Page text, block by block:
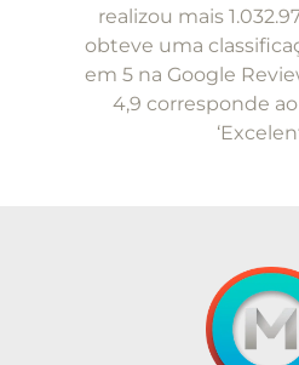
realizou mais
obteve uma
em 5 na Google
4,9 corresponde